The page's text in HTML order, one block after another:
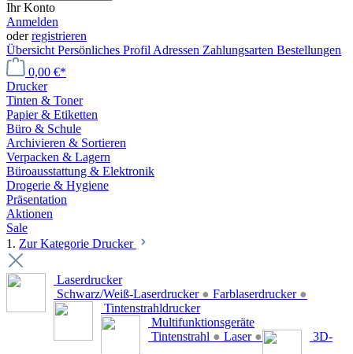
Ihr Konto
Anmelden
oderregistrieren
Übersicht Persönliches Profil Adressen Zahlungsarten Bestellungen
0,00 €*
Drucker
Tinten & Toner
Papier & Etiketten
Büro & Schule
Archivieren & Sortieren
Verpacken & Lagern
Büroausstattung & Elektronik
Drogerie & Hygiene
Präsentation
Aktionen
Sale
1. Zur Kategorie Drucker
Laserdrucker
Schwarz/Weiß-Laserdrucker ● Farblaserdrucker ●
Tintenstrahldrucker
Multifunktionsgeräte
Tintenstrahl ● Laser ● 3D-